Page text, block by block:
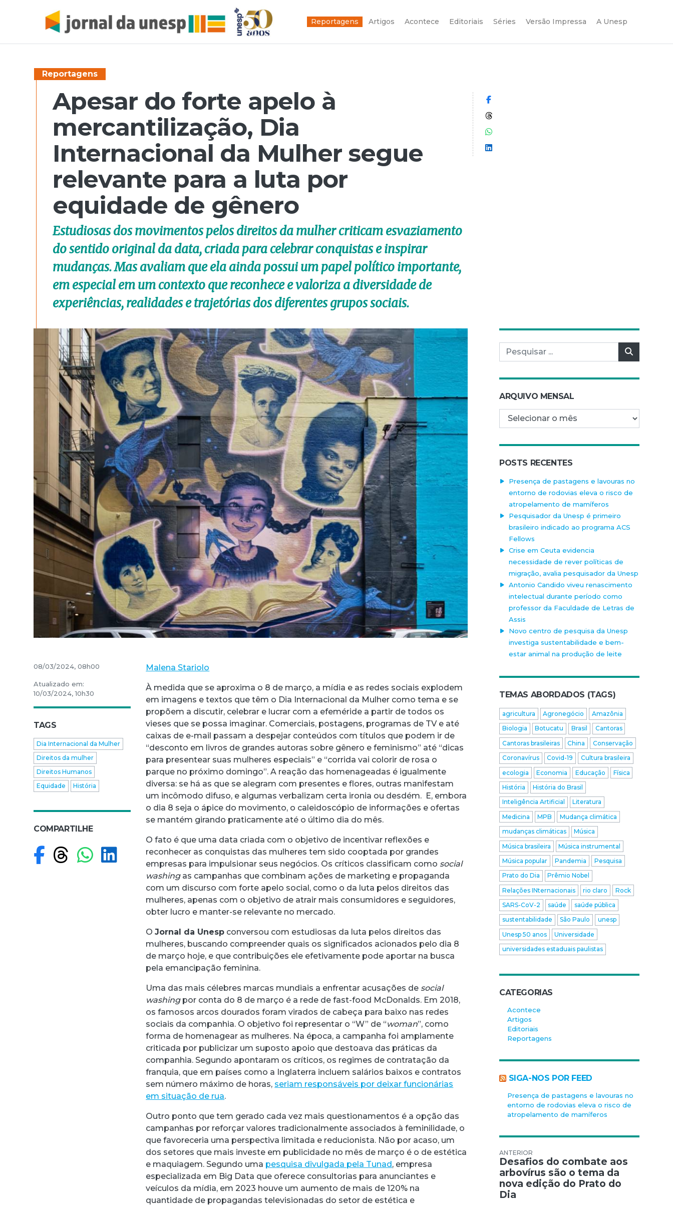
Reportagens Artigos Acontece Editoriais Séries Versão Impressa A Unesp
Reportagens
Apesar do forte apelo à
mercantilização, Dia
Internacional da Mulher segue
relevante para a luta por
equidade de gênero
Estudiosas dos movimentos pelos direitos da mulher criticam esvaziamento
do sentido original da data, criada para celebrar conquistas e inspirar
mudanças. Mas avaliam que ela ainda possui um papel político importante,
em especial em um contexto que reconhece e valoriza a diversidade de
experiências, realidades e trajetórias dos diferentes grupos sociais.
Compartilhar no Facebook
Compartilhar no Threads
Compartilhar no WhatsApp
Compartilhar no LinkedIn
Malena Stariolo
À medida que se aproxima o 8 de março, a mídia e as redes sociais explodem
em imagens e textos que têm o Dia Internacional da Mulher como tema e se
propõem a discutir, celebrar e lucrar com a efeméride a partir de todos os
vieses que se possa imaginar. Comerciais, postagens, programas de TV e até
caixas de e-mail passam a despejar conteúdos com títulos que podem ir de
“desconto em livros de grandes autoras sobre gênero e feminismo” até “dicas
para presentear suas mulheres especiais” e “corrida vai colorir de rosa o
parque no próximo domingo”. A reação das homenageadas é igualmente
diversa: se há as que se alegram com presentes e flores, outras manifestam
um incômodo difuso, e algumas verbalizam certa ironia ou desdém. E, embora
o dia 8 seja o ápice do movimento, o caleidoscópio de informações e ofertas
se mantém girando praticamente até o último dia do mês.
O fato é que uma data criada com o objetivo de incentivar reflexões e
reconhecer as conquistas das mulheres tem sido cooptada por grandes
empresas para impulsionar seus negócios. Os críticos classificam como social
washing as campanhas que combinam ações de marketing e propaganda
com um discurso com forte apelo social, como o da luta pelos direitos das
mulheres, apenas com o objetivo de atrair mais consumidores e seguidores,
obter lucro e manter-se relevante no mercado.
OJornal da Unesp conversou com estudiosas da luta pelos direitos das
mulheres, buscando compreender quais os significados acionados pelo dia 8
de março hoje, e que contribuições ele efetivamente pode aportar na busca
pela emancipação feminina.
Uma das mais célebres marcas mundiais a enfrentar acusações de social
washingpor conta do 8 de março é a rede de fast-food McDonalds. Em 2018,
os famosos arcos dourados foram virados de cabeça para baixo nas redes
sociais da companhia. O objetivo foi representar o “W” de “woman”, como
forma de homenagear as mulheres. Na época, a campanha foi amplamente
criticada por publicizar um suposto apoio que destoava das práticas da
companhia. Segundo apontaram os críticos, os regimes de contratação da
franquia, que em países como a Inglaterra incluem salários baixos e contratos
sem número máximo de horas, seriam responsáveis por deixar funcionárias
em situação de rua.
Outro ponto que tem gerado cada vez mais questionamentos é a opção das
campanhas por reforçar valores tradicionalmente associados à feminilidade, o
que favoreceria uma perspectiva limitada e reducionista. Não por acaso, um
dos setores que mais investe em publicidade no mês de março é o de estética
e maquiagem. Segundo uma pesquisa divulgada pela Tunad , empresa
especializada em Big Data que oferece consultorias para anunciantes e
veículos da mídia, em 2023 houve um aumento de mais de 120% na
quantidade de propagandas televisionadas do setor de estética e
08/03/2024, 08h00
Atualizado em:
10/03/2024, 10h30
TAGS
Dia Internacional da Mulher
Direitos da mulher
Direitos Humanos
Equidade
História
COMPARTILHE
Compartilhar no Facebook
Compartilhar no Threads
Compartilhar no WhatsApp
Compartilhar no LinkedIn
Pesquisar por:
ARQUIVO MENSAL
Arquivo mensal
POSTS RECENTES
Presença de pastagens e lavouras no
entorno de rodovias eleva o risco de
atropelamento de mamíferos
Pesquisador da Unesp é primeiro
brasileiro indicado ao programa ACS
Fellows
Crise em Ceuta evidencia
necessidade de rever políticas de
migração, avalia pesquisador da Unesp
Antonio Candido viveu renascimento
intelectual durante período como
professor da Faculdade de Letras de
Assis
Novo centro de pesquisa da Unesp
investiga sustentabilidade e bem-
estar animal na produção de leite
TEMAS ABORDADOS (TAGS)
agricultura Agronegócio
Amazônia
Biologia
Botucatu Brasil
Cantoras
Cantoras brasileiras
China
Conservação
Coronavírus
Covid-19
Cultura brasileira
ecologia
Economia Educação
Física
História
História do Brasil
Inteligência Artificial
Literatura
Medicina
MPB
Mudança climática
mudanças climáticas
Música
Música brasileira
Música instrumental
Música popular
Pandemia
Pesquisa
Prato do Dia
Prêmio Nobel
Relações INternacionais
rio claro
Rock
SARS-CoV-2
saúde
saúde pública
sustentabilidade
São Paulo
unesp
Unesp 50 anos
Universidade
universidades estaduais paulistas
CATEGORIAS
Acontece
Artigos
Editoriais
Reportagens
SIGA-NOS POR FEED
Presença de pastagens e lavouras no
entorno de rodovias eleva o risco de
atropelamento de mamíferos
Navegação de Post
Desafios do combate aos
arbovírus são o tema da
nova edição do Prato do
Dia